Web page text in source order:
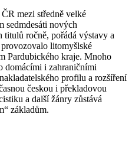
mezi středně velké
sedmdesáti nových
ročně, pořádá výstavy a
litomyšlské
Pardubického kraje. Mnoho
domácími i zahraničními
profilu a rozšíření
českou i překladovou
a další žánry zůstává
základům.